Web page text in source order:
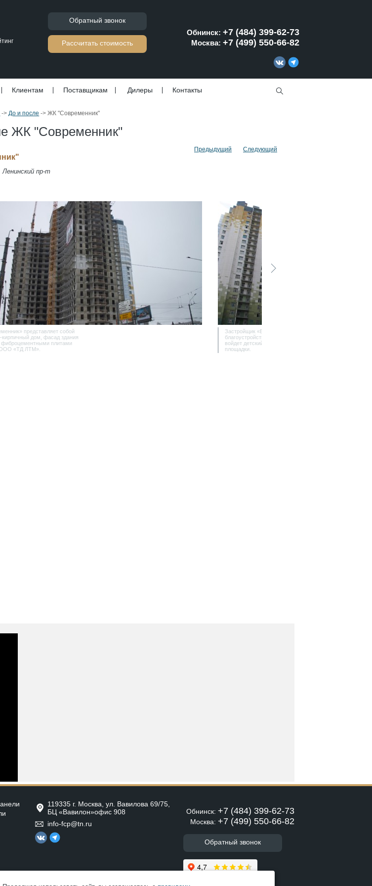
Обратный звонок
Расcчитать стоимость
Обнинск: +7 (484) 399-62-73
Москва: +7 (499) 550-66-82
Клиентам Поставщикам Дилеры Контакты
->До и после ->ЖК "Современник"
ЖК "Современник"
Предыдущий Следующий
пр-т
представляет собой
кирпичный дом, фасад здания
фиброцементными плитами
«ТД ЛТМ».
Застройщик «Балтстрой» проведет комплексное
благоустройство территории. В состав ЖК
войдет детский сад, парковка, детские
площадки.
119335 г. Москва, ул. Вавилова 69/75,
БЦ «Вавилон»офис 908
info-fcp@tn.ru
Обнинск: +7 (484) 399-62-73
Москва: +7 (499) 550-66-82
Обратный звонок